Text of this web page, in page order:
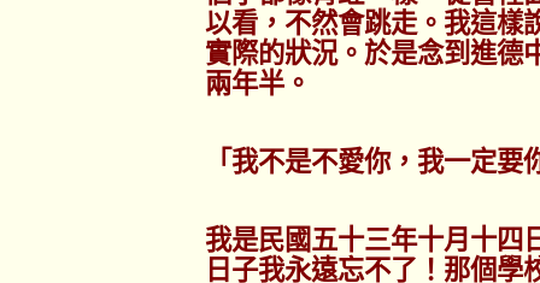
以看，不然會跳走。我這樣
實際的狀況。於是念到進德
兩年半。
「我不是不愛你，我一定要
我是民國五十三年十月十四
日子我永遠忘不了！那個學